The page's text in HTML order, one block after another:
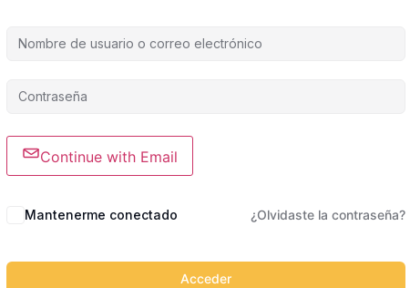
Continue with Email
Mantenerme conectado ¿Olvidaste la contraseña?
Acceder